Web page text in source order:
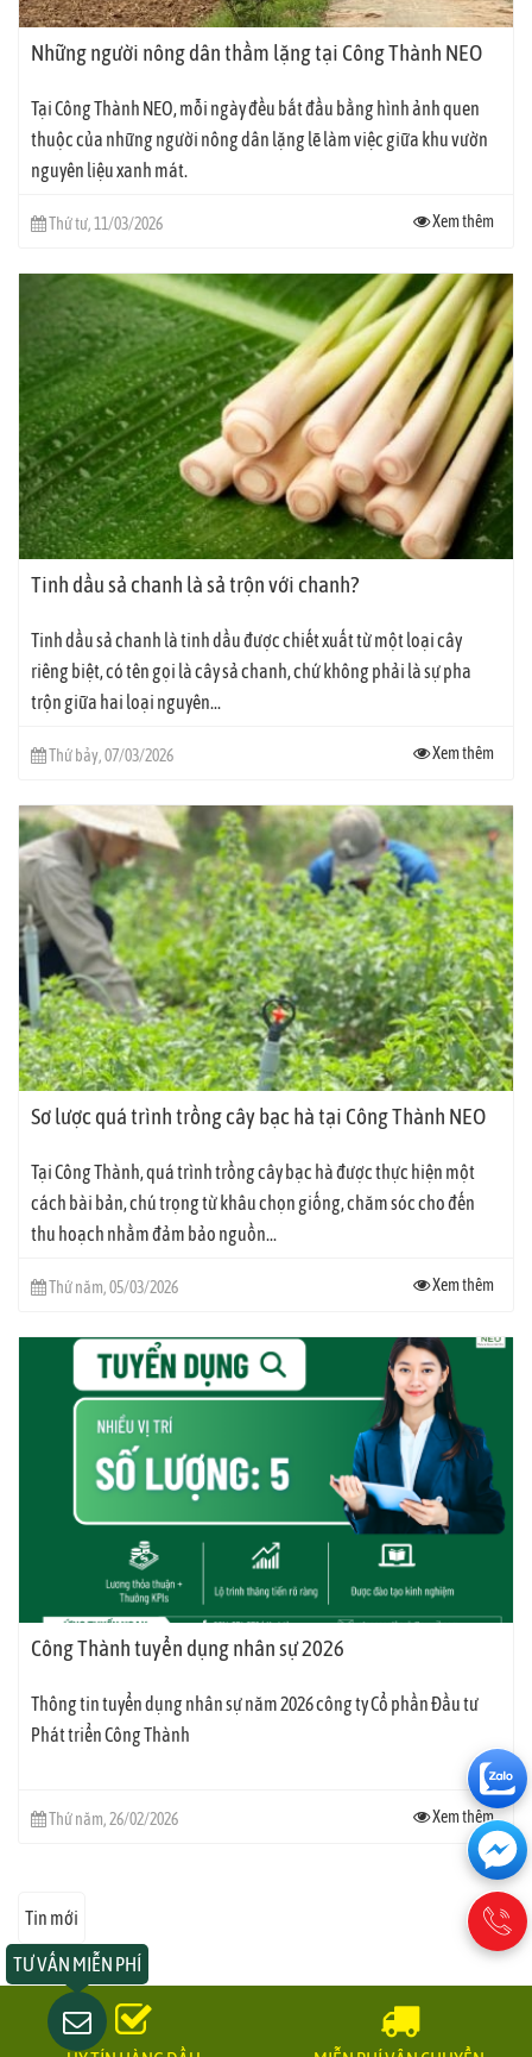
Những người nông dân thầm lặng tại Công Thành NEO
Tại Công Thành NEO, mỗi ngày đều bắt đầu bằng hình ảnh quen
thuộc của những người nông dân lặng lẽ làm việc giữa khu vườn
nguyên liệu xanh mát.
Thứ tư, 11/03/2026 Xem thêm
Tinh dầu sả chanh là sả trộn với chanh?
Tinh dầu sả chanh là tinh dầu được chiết xuất từ một loại cây
riêng biệt, có tên gọi là cây sả chanh, chứ không phải là sự pha
trộn giữa hai loại nguyên...
Thứ bảy, 07/03/2026 Xem thêm
Sơ lược quá trình trồng cây bạc hà tại Công Thành NEO
Tại Công Thành, quá trình trồng cây bạc hà được thực hiện một
cách bài bản, chú trọng từ khâu chọn giống, chăm sóc cho đến
thu hoạch nhằm đảm bảo nguồn...
Thứ năm, 05/03/2026 Xem thêm
Công Thành tuyển dụng nhân sự 2026
Thông tin tuyển dụng nhân sự năm 2026 công ty Cổ phần Đầu tư
Phát triển Công Thành
Thứ năm, 26/02/2026 Xem thêm
Tin mới
TƯ VẤN MIỄN PHÍ